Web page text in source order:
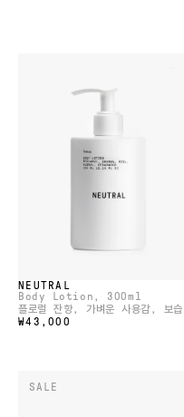
NEUTRAL
Body Lotion , 300ml
플로럴 잔향, 가벼운 사용감, 보습
₩43,000
SALE